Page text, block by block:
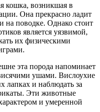
кошка, возникшая в
Она прекрасно ладит
на поводке. Однако стоит
является уязвимой,
их физическими
эта порода напоминает
ушами. Вислоухие
лапках и наблюдать за
Эти животные
и умеренной